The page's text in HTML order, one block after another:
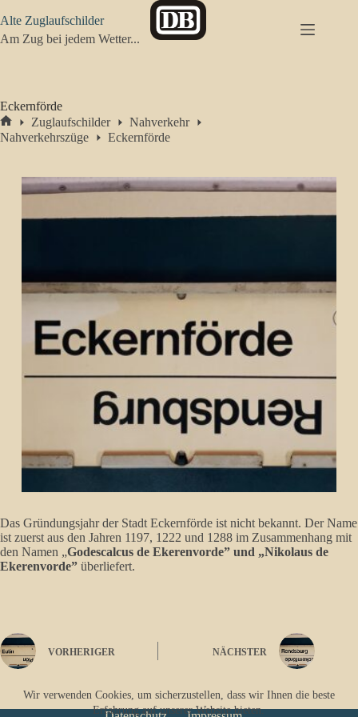
Inhalt
springen
Wir verwenden Cookies, um sicherzustellen, dass wir Ihnen die beste
Erfahrung auf unserer Website bieten.
Alte Zuglaufschilder
Am Zug bei jedem Wetter...
Eckernförde
Start
Zuglaufschilder
Nahverkehr
Nahverkehrszüge
Eckernförde
Das Gründungsjahr der Stadt Eckernförde ist nicht bekannt. Der Name
ist zuerst aus den Jahren 1197, 1222 und 1288 im Zusammenhang mit
den Namen „Godescalcus de Ekerenvorde” und „Nikolaus de
Ekerenvorde” überliefert.
VORHERIGER NÄCHSTER